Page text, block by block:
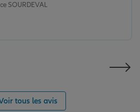
SOURDEVAL
tous les avis